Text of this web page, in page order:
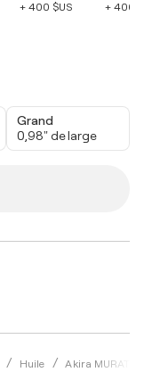
Huile Akira MURATA
+ 400 $US
+ 400
Grand
0,98" de large